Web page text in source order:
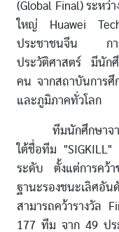
(Global Final) ระห
ใหญ่ Huawei
ประชาชนจีน การแ
ประวัติศาสตร์ มีนักศึ
คน จากสถาบันการศึ
และภูมิภาคทั่วโลก
ทีมนักศึกษาจากค
ใต้ชื่อทีม
ระดับ ตั้งแต่การคว้า
ฐานะรองชนะเลิศอั
สามารถคว้ารางวัล
177 ทีม จาก 49 ปร